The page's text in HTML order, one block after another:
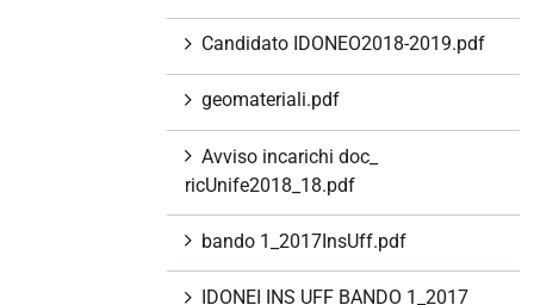
Candidato IDONEO2018-2019.pdf
geomateriali.pdf
Avviso incarichi doc_
ricUnife2018_18.pdf
bando 1_2017InsUff.pdf
IDONEI INS UFF BANDO 1_2017